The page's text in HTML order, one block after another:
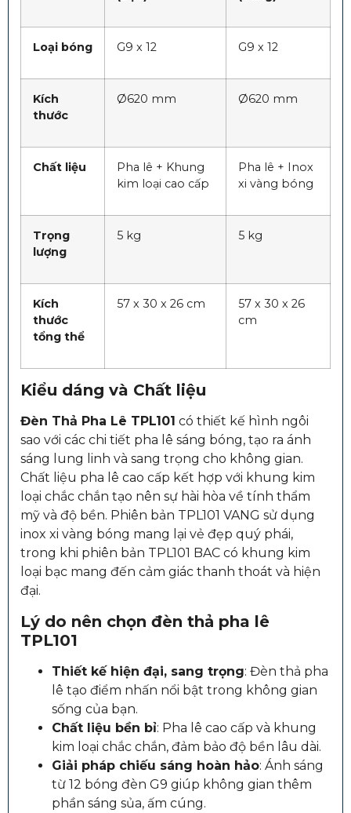
Loại bóng G9 x 12 G9 x 12
Kích
thước
Ø620 mm Ø620 mm
Chất liệu
Pha lê + Khung
kim loại cao cấp
Pha lê + Inox
xi vàng bóng
Trọng
lượng
5 kg 5 kg
Kích
thước
tổng thể
57 x 30 x 26 cm
57 x 30 x 26
cm
Kiểu dáng và Chất liệu
Đèn Thả Pha Lê TPL101 có thiết kế hình ngôi
sao với các chi tiết pha lê sáng bóng, tạo ra ánh
sáng lung linh và sang trọng cho không gian.
Chất liệu pha lê cao cấp kết hợp với khung kim
loại chắc chắn tạo nên sự hài hòa về tính thẩm
mỹ và độ bền. Phiên bản TPL101 VANG sử dụng
inox xi vàng bóng mang lại vẻ đẹp quý phái,
trong khi phiên bản TPL101 BAC có khung kim
loại bạc mang đến cảm giác thanh thoát và hiện
đại.
Lý do nên chọn đèn thả pha lê
TPL101
Thiết kế hiện đại, sang trọng: Đèn thả pha
lê tạo điểm nhấn nổi bật trong không gian
sống của bạn.
Chất liệu bền bỉ: Pha lê cao cấp và khung
kim loại chắc chắn, đảm bảo độ bền lâu dài.
Giải pháp chiếu sáng hoàn hảo: Ánh sáng
từ 12 bóng đèn G9 giúp không gian thêm
phần sáng sủa, ấm cúng.